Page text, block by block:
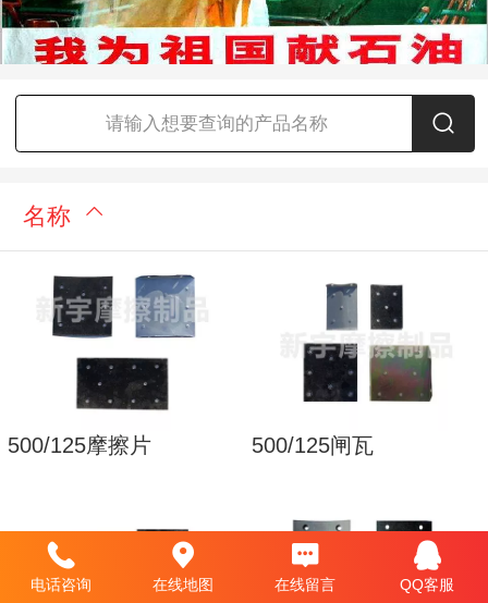
请输入想要查询的产品名称
名称
500/125摩擦片 500/125闸瓦
电话咨询 在线地图 在线留言 QQ客服